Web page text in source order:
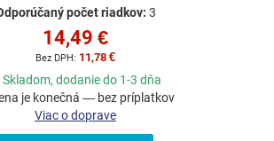
počet riadkov: 3
14,49 €
11,78 €
dodanie do 1-3 dňa
je konečná — bez príplatkov
Viac o doprave